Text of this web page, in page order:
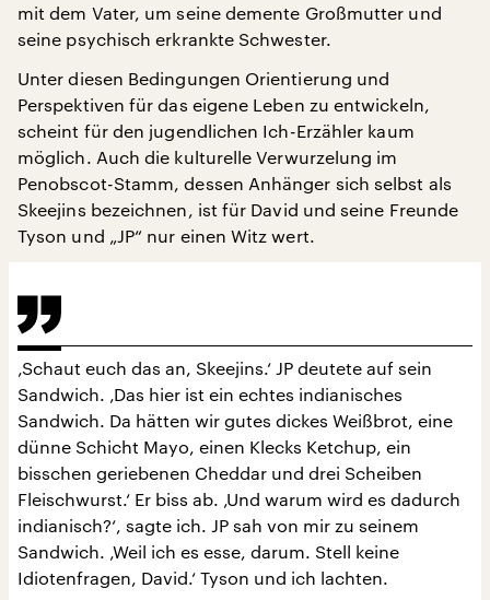
mit dem Vater, um seine demente Großmutter und
seine psychisch erkrankte Schwester.
Unter diesen Bedingungen Orientierung und
Perspektiven für das eigene Leben zu entwickeln,
scheint für den jugendlichen Ich-Erzähler kaum
möglich. Auch die kulturelle Verwurzelung im
Penobscot-Stamm, dessen Anhänger sich selbst als
Skeejins bezeichnen, ist für David und seine Freunde
Tyson und „JP“ nur einen Witz wert.
‚Schaut euch das an, Skeejins.‘ JP deutete auf sein
Sandwich. ‚Das hier ist ein echtes indianisches
Sandwich. Da hätten wir gutes dickes Weißbrot, eine
dünne Schicht Mayo, einen Klecks Ketchup, ein
bisschen geriebenen Cheddar und drei Scheiben
Fleischwurst.‘ Er biss ab. ‚Und warum wird es dadurch
indianisch?‘, sagte ich. JP sah von mir zu seinem
Sandwich. ‚Weil ich es esse, darum. Stell keine
Idiotenfragen, David.‘ Tyson und ich lachten.